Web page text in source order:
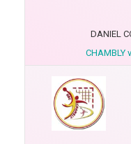
DANIEL
CHAMBLY